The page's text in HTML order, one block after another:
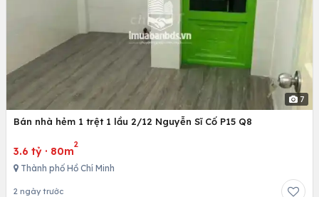
7
Bán nhà hẻm 1 trệt 1 lầu 2/12 Nguyễn Sĩ Cố P15 Q8
3.6 tỷ · 80m
2
Thành phố Hồ Chí Minh
2 ngày trước